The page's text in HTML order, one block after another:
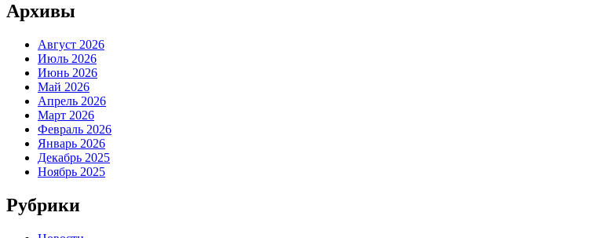
Архивы
Август 2026
Июль 2026
Июнь 2026
Май 2026
Апрель 2026
Март 2026
Февраль 2026
Январь 2026
Декабрь 2025
Ноябрь 2025
Рубрики